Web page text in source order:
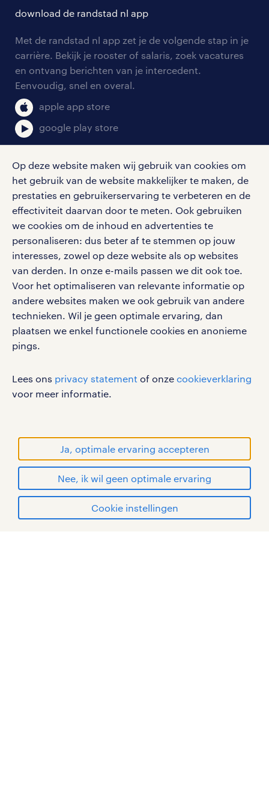
Op deze website maken wij gebruik van cookies om
het gebruik van de website makkelijker te maken, de
prestaties en gebruikerservaring te verbeteren en de
effectiviteit daarvan door te meten. Ook gebruiken
we cookies om de inhoud en advertenties te
personaliseren: dus beter af te stemmen op jouw
interesses, zowel op deze website als op websites
van derden. In onze e-mails passen we dit ook toe.
Voor het optimaliseren van relevante informatie op
andere websites maken we ook gebruik van andere
technieken. Wil je geen optimale ervaring, dan
plaatsen we enkel functionele cookies en anonieme
pings.
Lees ons privacy statement of onze cookieverklaring
voor meer informatie.
Ja, optimale ervaring accepteren
Nee, ik wil geen optimale ervaring
Cookie instellingen
een overzicht voor je gemaakt met onze
topwerkgevers:
rensa vacatures
fedex vacatures
banen in de buurt van didam
Meer vacatures en banen bekijken in de
omgeving van Didam? Bekijk dan ook de
vacatures van plaatsen in de regio:
Vacatures in Zevenaar
Vacatures in Duiven
Vacatures in Doetinchem
Vacatures in Doesburg
werken in didam: hoe is dat?
Werken in Didam, een knus dorp in
Gelderland, biedt een aangename
werkomgeving. Hier vind je diverse
bedrijven, van lokale winkels tot
tarieven
personeel gezocht
aanmelden nieuwsbrief
blogs en artikelen
salarischecker
bruto-netto calculator
onze vestigingen
pers
klachten en misstanden
download de randstad nl app
Met de randstad nl app zet je de volgende stap in je
carrière. Bekijk je rooster of salaris, zoek vacatures
en ontvang berichten van je intercedent.
Eenvoudig, snel en overal.
apple app store
google play store
social media
Volg ons voor de leukste content omtrent
vacatures, solliciteren en inspiratie.
werken bij randstad
gebruikersvoorwaarden
privacystatement
cookies
handelsmerken van Randstad N.V.
© Randstad 2026